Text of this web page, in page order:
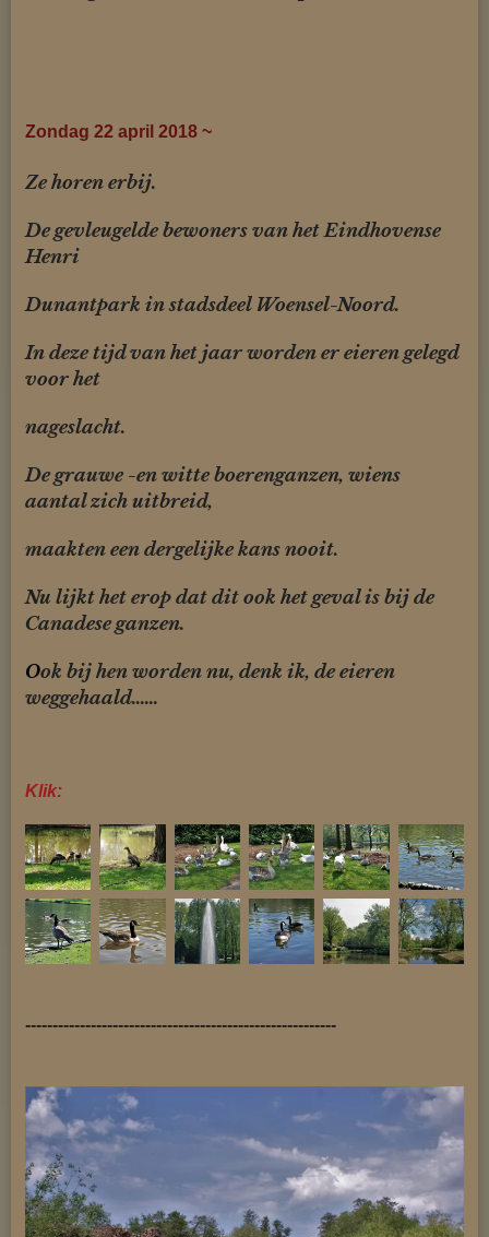
Zondag 22 april 2018 ~
Ze horen erbij.
De gevleugelde bewoners van het Eindhovense
Henri
Dunantpark in stadsdeel Woensel-Noord.
In deze tijd van het jaar worden er eieren gelegd
voor het
nageslacht.
De grauwe -en witte boerenganzen, wiens
aantal zich uitbreid,
maakteneen dergelijke kans nooit.
Nu lijkt het erop dat dit ook het geval is bij de
Canadese ganzen.
Ook bij hen worden nu, denk ik, de eieren
weggehaald......
Klik:
---------------------------------------------------------